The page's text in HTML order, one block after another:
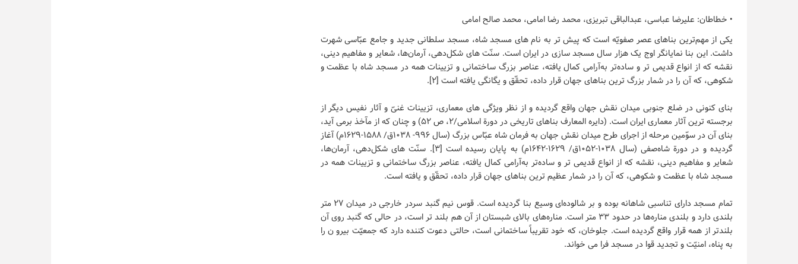
• خطاطان: علیرضا عباسی، عبدالباقی تبریزی، محمد رضا امامی، محمد صالح امامی
یکی از مهم‌ترین بناهای عصر صفویّه است که پیش تر به نام های مسجد شاه، مسجد سلطانی جدید و جامع عبّاسی شهرت
داشت. این بنا نمایانگر اوج یک هزار سال مسجد سازی در ایران است. سنّت های شکل‌دهی، آرمان‌ها، شعایر و مفاهیم دینی،
نقشه که از انواع قدیمی تر و ساده‌تر به‌آرامی کمال یافته، عناصر بزرگ ساختمانی و تزیینات همه در مسجد شاه با عظمت و
شکوهی، که آن را در شمار بزرگ ترین بناهای جهان قرار داده، تحقّق و یگانگی یافته است [۲].
بنای کنونی در ضلع جنوبی میدان نقش جهان واقع گردیده و از نظر ویژگی های معماری، تزیینات غنیّ و آثار نفیس دیگر از
برجسته ترین آثار معماری ایران است. (دایره المعارف بناهای تاریخی در دورة اسلامی/۲، ص ۵۲) و چنان که از مآخذ برمی آید،
بنای آن در سوّمین مرحله از اجرای طرح میدان نقش جهان به فرمان شاه عبّاس بزرگ (سال ۹۹۶- ۱۰۳۸ق/ ۱۵۸۸-۱۶۲۹م) آغاز
گردیده و در دورة شاه‌صفی (سال ۱۰۳۸-۱۰۵۲ق/ ۱۶۲۹-۱۶۴۲م) به پایان رسیده است [۳]. سنّت های شکل‌دهی، آرمان‌ها،
شعایر و مفاهیم دینی، نقشه که از انواع قدیمی تر و ساده‌تر به‌آرامی کمال یافته، عناصر بزرگ ساختمانی و تزیینات همه در
مسجد شاه با عظمت و شکوهی، که آن را در شمار عظیم ترین بناهای جهان قرار داده، تحقّق و یافته است.
تمام مسجد دارای تناسبی شاهانه بوده و بر شالوده‌ای وسیع بنا گردیده است. قوس نیم گنبد سردر خارجی در میدان ۲۷ متر
بلندی دارد و بلندی مناره‌ها در حدود ۳۳ متر است. مناره‌های بالای شبستان از آن هم بلند تر است، در حالی که گنبد روی آن
بلندتر از همه قرار واقع گردیده است. جلوخان، که خود تقریباً ساختمانی است، حالتی دعوت کننده دارد که جمعیّت بیرو ن را
به پناه، امنیّت و تجدید قوا در مسجد فرا می خواند.